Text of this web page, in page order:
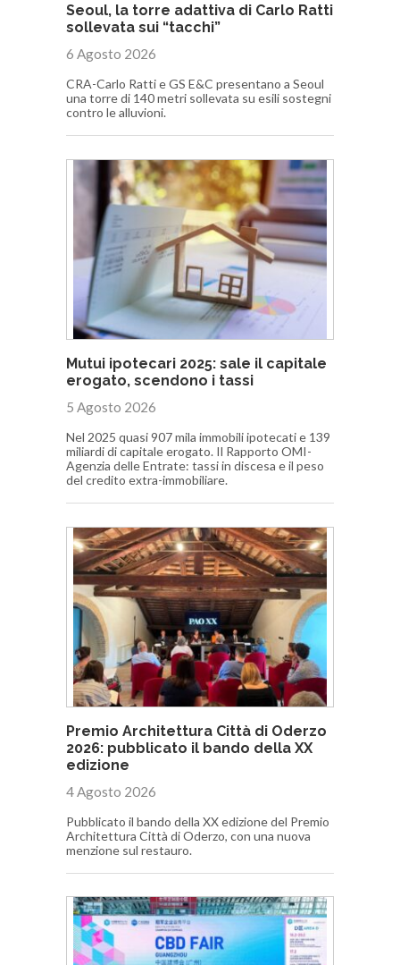
Seoul, la torre adattiva di Carlo Ratti
sollevata sui “tacchi”
6 Agosto 2026
CRA-Carlo Ratti e GS E&C presentano a Seoul
una torre di 140 metri sollevata su esili sostegni
contro le alluvioni.
Mutui ipotecari 2025: sale il capitale
erogato, scendono i tassi
5 Agosto 2026
Nel 2025 quasi 907 mila immobili ipotecati e 139
miliardi di capitale erogato. Il Rapporto OMI-
Agenzia delle Entrate: tassi in discesa e il peso
del credito extra-immobiliare.
Premio Architettura Città di Oderzo
2026: pubblicato il bando della XX
edizione
4 Agosto 2026
Pubblicato il bando della XX edizione del Premio
Architettura Città di Oderzo, con una nuova
menzione sul restauro.